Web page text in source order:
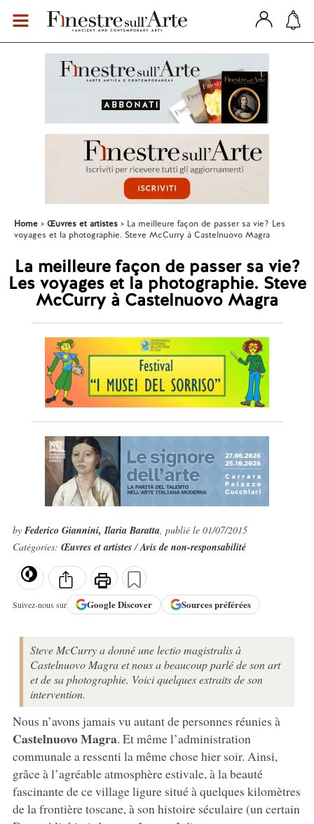
Home Œuvres et artistes
La meilleure façon de passer sa vie? Les
voyages et la photographie. Steve McCurry à Castelnuovo Magra
La meilleure façon de passer sa vie?
Les voyages et la photographie. Steve
McCurry à Castelnuovo Magra
by Federico Giannini, Ilaria Baratta, publié le 01/07/2015
Catégories: Œuvres et artistes/Avis de non-responsabilité
Suivez-nous sur GoogleDiscover Sources préférées
Steve McCurry a donné une lectio magistralis à
Castelnuovo Magra et nous a beaucoup parlé de son art
et de sa photographie. Voici quelques extraits de son
intervention.
Nous n’avons jamais vu autant de personnes réunies à
Castelnuovo Magra. Et même l’administration
communale a ressenti la même chose hier soir. Ainsi,
grâce à l’agréable atmosphère estivale, à la beauté
fascinante de ce village ligure situé à quelques kilomètres
de la frontière toscane, à son histoire séculaire (un certain